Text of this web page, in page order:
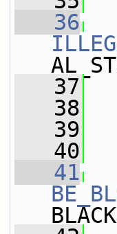
   36
   37
   38
   39
   40
   41